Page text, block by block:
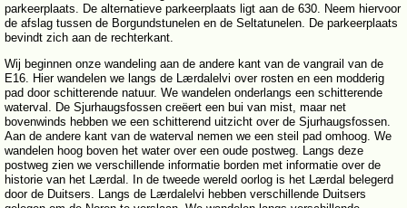
parkeerplaats. De alternatieve parkeerplaats ligt aan de 630. Neem hiervoor
de afslag tussen de Borgundstunelen en de Seltatunelen. De parkeerplaats
bevindt zich aan de rechterkant.
Wij beginnen onze wandeling aan de andere kant van de vangrail van de
E16. Hier wandelen we langs de Lærdalelvi over rosten en een modderig
pad door schitterende natuur. We wandelen onderlangs een schitterende
waterval. De Sjurhaugsfossen creëert een bui van mist, maar net
bovenwinds hebben we een schitterend uitzicht over de Sjurhaugsfossen.
Aan de andere kant van de waterval nemen we een steil pad omhoog. We
wandelen hoog boven het water over een oude postweg. Langs deze
postweg zien we verschillende informatie borden met informatie over de
historie van het Lærdal. In de tweede wereld oorlog is het Lærdal belegerd
door de Duitsers. Langs de Lærdalelvi hebben verschillende Duitsers